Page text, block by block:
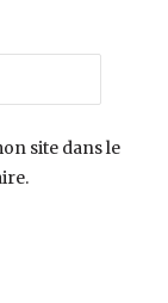
site dans le